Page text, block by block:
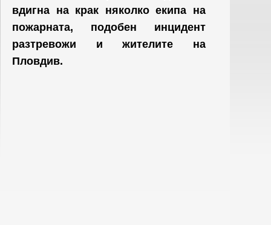
вдигна на крак няколко екипа на
пожарната, подобен инцидент
разтревожи и жителите на
Пловдив.